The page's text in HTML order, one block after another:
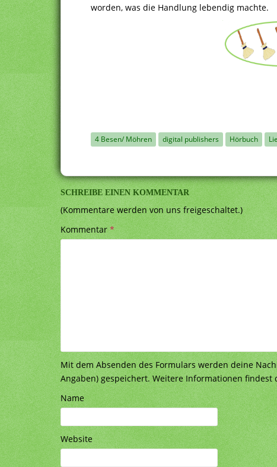
worden, was die Handlung lebendig machte.
4 Besen/ Möhren digital publishers Hörbuch
SCHREIBE EINEN KOMMENTAR
(Kommentare werden von uns freigeschaltet.)
Kommentar*
Mit dem Absenden des Formulars werden deine
Angaben) gespeichert. Weitere Informationen
Name
Website